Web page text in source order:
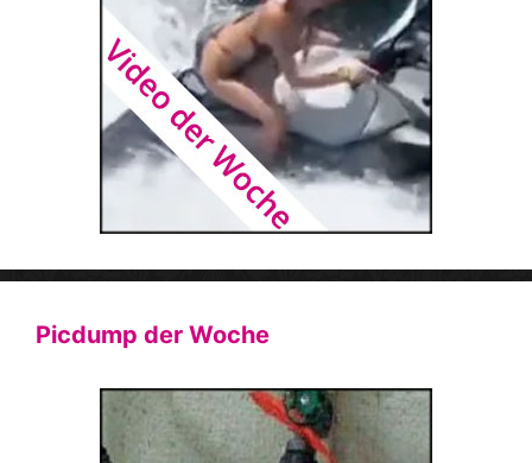
Picdump der Woche